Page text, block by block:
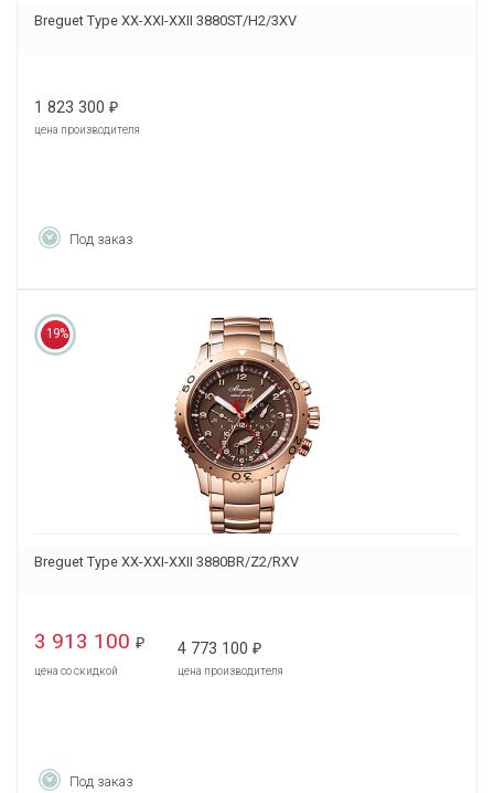
Breguet Type XX-XXI-XXII 3880ST/H2/3XV
1 823 300 ₽
цена производителя
Под заказ
19%
Breguet Type XX-XXI-XXII 3880BR/Z2/RXV
3 913 100 ₽
цена со скидкой
4 773 100 ₽
цена производителя
Под заказ